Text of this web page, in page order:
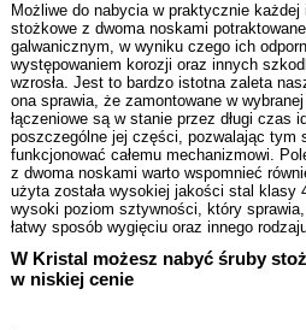
wkręty do
opaski, obejmy
zawleczki,
kotwy rozporowe i
połączenia
Możliwe do nabycia w praktycznie
stożkowe z dwoma noskami
galwanicznym, w wyniku czego ich
występowaniem korozji oraz innych
wzrosła. Jest to bardzo istotna zaleta
ona sprawia, że zamontowane w
łączeniowe są w stanie przez długi czas
poszczególne jej części, pozwalając tym
funkcjonować całemu mechanizmowi.
z dwoma noskami warto wspomnieć
użyta została wysokiej jakości stal klasy
wysoki poziom sztywności, który
łatwy sposób wygięciu oraz innego
W Kristal możesz nabyć śruby
w niskiej cenie